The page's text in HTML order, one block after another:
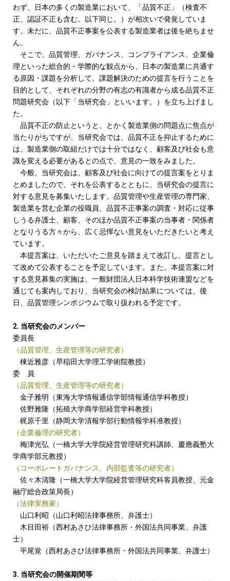
わず、日本の多くの製造業において、「品質不正」（検査不
正、認証不正も含む。以下同じ。）が相次いで発覚していま
す。未だに、品質不正事案を公表する製造業者は後を絶ちませ
ん。
そこで、品質管理、ガバナンス、コンプライアンス、企業倫
理といった総合的・学際的な観点から、日本の製造業に共通す
る原因・課題を分析して、課題解決のための提言を行うことを
目的として、それぞれの分野の有志の有識者から成る品質不正
問題研究会（以下「当研究会」といいます。）を立ち上げまし
た。
品質不正の防止というと、とかく製造業側の問題点に焦点が
当たりがちですが、当研究会では、品質不正を抑止するために
は、製造業側の取組だけでは十分ではなく、顧客及び社会も意
識を変える必要があるとの点で、意見の一致をみました。
今般、当研究会は、顧客及び社会に向けての提言案をとりま
とめましたので、それを公表するとともに、当研究会の提言に
対する意見を募集いたします。品質管理や生産管理の専門家、
製造業を営む企業の役職員、品質不正事案の調査・対応に従事
しうる弁護士、顧客、そのほか品質不正事案の当事者・関係者
となりうる方々から、広く忌憚ない意見をいただきたいと考え
ています。
本提言案は、いただいたご意見を踏まえて改訂し、提言とし
て改めて公表することを予定しています。また、本提言案に対
する意見募集の実施は、一般財団法人日本科学技術連盟などを
通じても案内しており、当研究会の検討結果については、後
日、品質管理シンポジウムで取り扱われる予定です。
2. 当研究会のメンバー
委員長
（品質管理、生産管理等の研究者）
棟近雅彦（早稲田大学理工学術院教授）
委 員
（品質管理、生産管理等の研究者）
金子雅明（東海大学情報通信学部情報通信学科教授）
佐野雅隆（拓殖大学商学部経営学科教授）
梶原千里（静岡大学清報学部行動情報学科准教授）
（企業倫理の研究者）
梅津光弘（一橋大学大学院経営管理研究科講師、慶應義塾大
学商学部元教授）
（コーポレートガバナンス、内部監査等の研究者）
佐々木清隆（一橋大学大学院経営管理研究科客員教授、元金
融庁総合政策局長）
（法律実務家）
山口利昭（山口利昭法律事務所、弁護士）
木目田裕（西村あさひ法律事務所・外国法共同事業、弁護
士）
平尾覚（西村あさひ法律事務所・外国法共同事業、弁護士）
3. 当研究会の開催期間等